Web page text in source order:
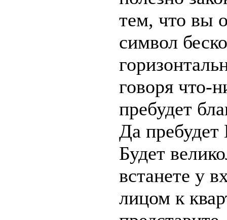
тем, что вы
символ
говоря что-
пребудет
Да пребудет
Будет
встанете у
лицом к